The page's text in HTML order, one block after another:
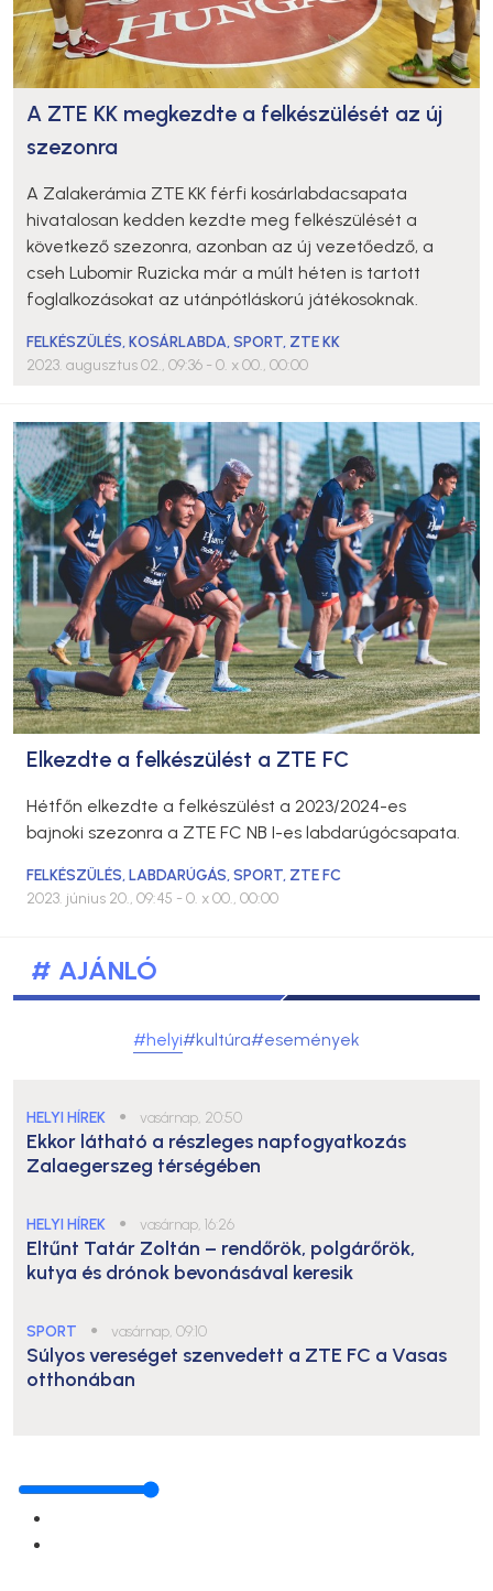
A ZTE KK megkezdte a felkészülését az új
szezonra
A Zalakerámia ZTE KK férfi kosárlabdacsapata
hivatalosan kedden kezdte meg felkészülését a
következő szezonra, azonban az új vezetőedző, a
cseh Lubomir Ruzicka már a múlt héten is tartott
foglalkozásokat az utánpótláskorú játékosoknak.
FELKÉSZÜLÉS,KOSÁRLABDA,SPORT, ZTE KK
2023. augusztus 02., 09:36 - 0. x 00., 00:00
Elkezdte a felkészülést a ZTE FC
Hétfőn elkezdte a felkészülést a 2023/2024-es
bajnoki szezonra a ZTE FC NB I-es labdarúgócsapata.
FELKÉSZÜLÉS,LABDARÚGÁS,SPORT, ZTE FC
2023. június 20., 09:45 - 0. x 00., 00:00
# AJÁNLÓ
#helyi#kultúra#események
HELYI HÍREK ● vasárnap, 20:50
Ekkor látható a részleges napfogyatkozás
Zalaegerszeg térségében
HELYI HÍREK ● vasárnap, 16:26
Eltűnt Tatár Zoltán – rendőrök, polgárőrök,
kutya és drónok bevonásával keresik
SPORT ● vasárnap, 09:10
Súlyos vereséget szenvedett a ZTE FC a Vasas
otthonában